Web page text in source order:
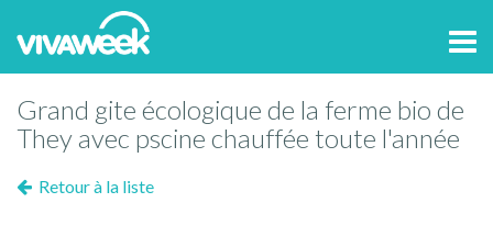
Grand gite écologique de la ferme bio de
They avec pscine chauffée toute l'année
Retour à la liste